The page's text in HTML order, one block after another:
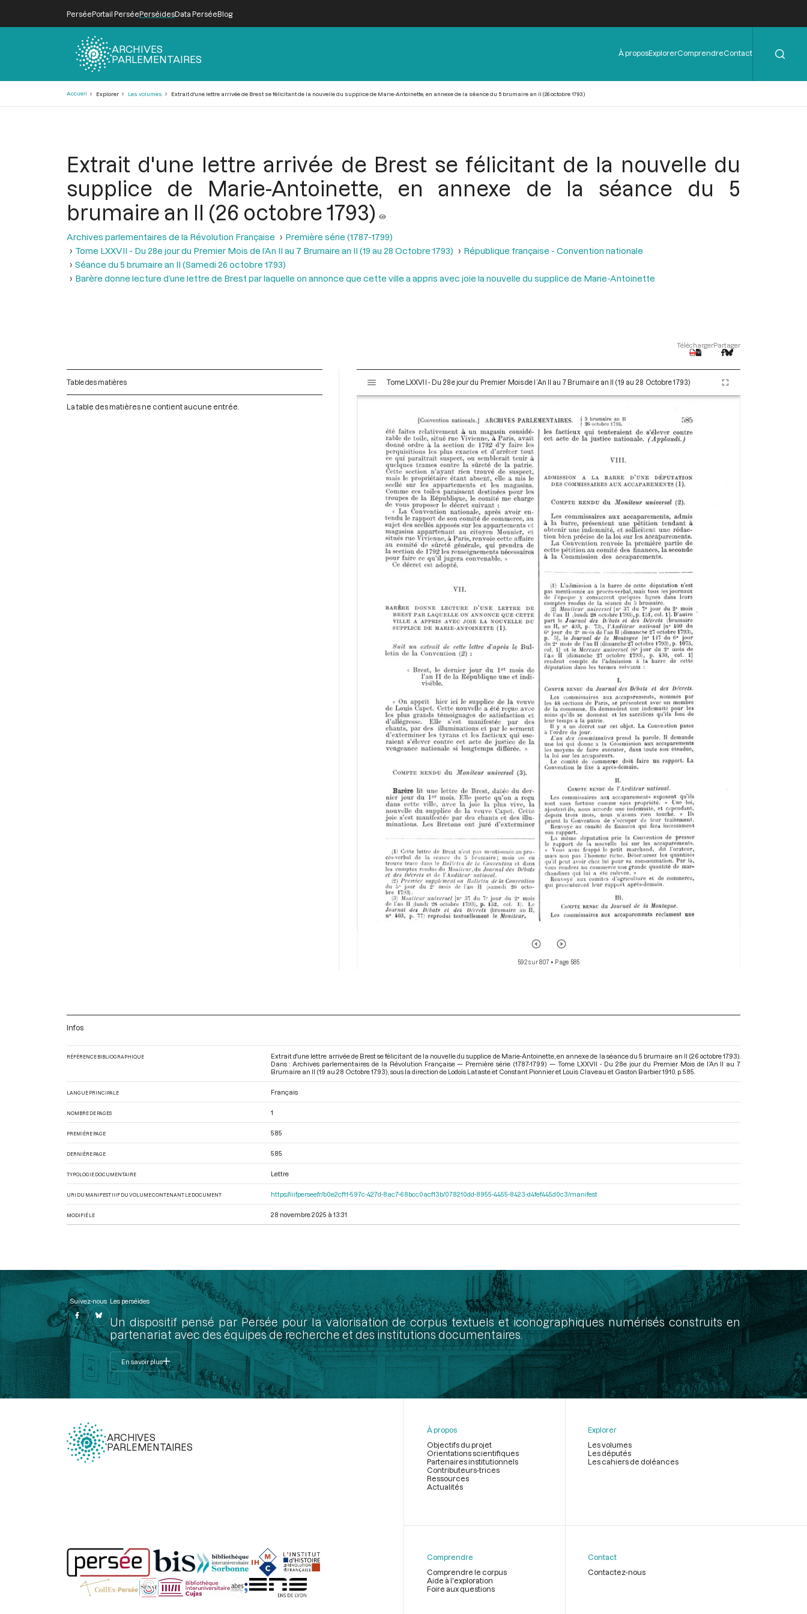
PerséePortail PerséePerséidesData PerséeBlog
ARCHIVES
PARLEMENTAIRES
Menu
de
À proposExplorerComprendreContact
Accueil Explorer Les volumes Extrait d'une lettre arrivée de Brest se félicitant de la nouvelle du supplice de Marie-Antoinette, en annexe de la séance du 5 brumaire an II (26 octobre 1793)
Extrait d'une lettre arrivée de Brest se félicitant de la nouvelle du
supplice de Marie-Antoinette, en annexe de la séance du 5
brumaire an II (26 octobre 1793)
Archives parlementaires de la Révolution Française
Première série (1787-1799)
Tome LXXVII - Du 28e jour du Premier Mois de l’An II au 7 Brumaire an II (19 au 28 Octobre 1793)
République française - Convention nationale
Séance du 5 brumaire an II (Samedi 26 octobre 1793)
Barère donne lecture d’une lettre de Brest par laquelle on annonce que cette ville a appris avec joie la nouvelle du supplice de Marie-Antoinette
TéléchargerPartager
Table des matières
La table des matières ne contient aucune entrée.
s
Tome LXXVII - Du 28e jour du Premier Mois de l’An II au 7 Brumaire an II (19 au 28 Octobre 1793)
592 sur 807 • Page 585
Infos
RÉFÉRENCE BIBLIOGRAPHIQUE
Extrait d'une lettre arrivée de Brest se félicitant de la nouvelle du supplice de Marie-Antoinette, en annexe de la séance du 5 brumaire an II (26 octobre 1793).
Dans : Archives parlementaires de la Révolution Française — Première série (1787-1799) — Tome LXXVII - Du 28e jour du Premier Mois de l’An II au 7
Brumaire an II (19 au 28 Octobre 1793) , sous la direction de Lodoïs Lataste et Constant Pionnier et Louis Claveau et Gaston Barbier. 1910. p. 585.
LANGUE PRINCIPALE Français
NOMBRE DE PAGES 1
PREMIÈRE PAGE 585
DERNIÈRE PAGE 585
TYPOLOGIE DOCUMENTAIRE Lettre
URI DU MANIFEST IIIF DU VOLUME CONTENANT LE DOCUMENT https://iiif.persee.fr/b0e2cf11-597c-427d-8ac7-68bcc0acf13b/078210dd-8955-4455-8423-d4fef445d0c3/manifest
MODIFIÉ LE 28 novembre 2025 à 13:31
Suivez-nous Les perséides
Un dispositif pensé par Persée pour la valorisation de corpus textuels et iconographiques numérisés construits en
partenariat avec des équipes de recherche et des institutions documentaires.
En savoir plus
ARCHIVES
PARLEMENTAIRES
page
À propos
Objectifs du projet
Orientations scientifiques
Partenaires institutionnels
Contributeurs-trices
Ressources
Actualités
Explorer
Les volumes
Les députés
Les cahiers de doléances
Comprendre
Comprendre le corpus
Aide à l'exploration
Foire aux questions
Contact
Contactez-nous